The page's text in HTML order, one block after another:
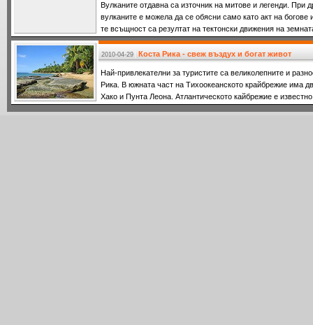
Вулканите отдавна са източник на митове и легенди. При
вулканите е можела да се обясни само като акт на богове
те всъщност са резултат на тектонски движения на
2010-04-29 Коста Рика - свеж въздух и богат живот
Най-привлекателни за туристите са великолепните и
Рика. В южната част на Тихоокеанското крайбрежие има
Хако и Пунта Леона. Атлантическото кайбрежие е